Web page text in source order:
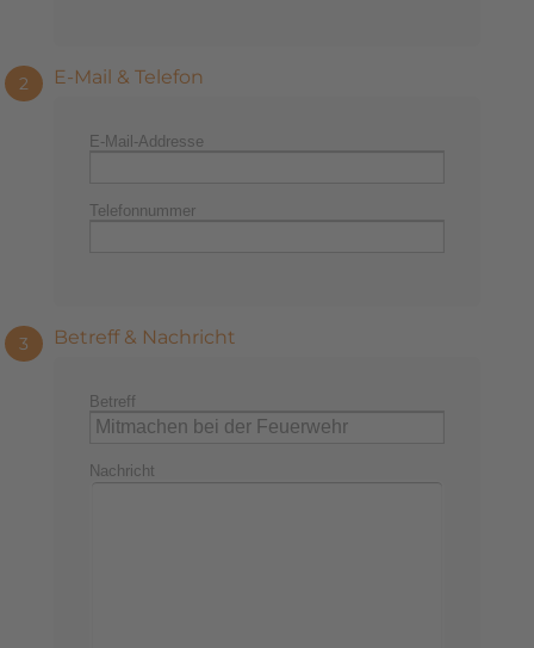
2 E-Mail & Telefon
E-Mail-Addresse
Telefonnummer
3 Betreff & Nachricht
Betreff
Nachricht